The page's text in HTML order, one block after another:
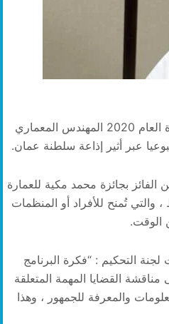
أعلنت مؤسسة التميز للعمارة عبر موقعها الفائز بجائزة محمد مكية للعمارة دورة العام 2020 المهندس المعماري
عبر أثير إذاعة سلطنة عمان.
بجائزة محمد مكية للعمارة
والتي تُمنح للأفراد أو المنظمات
الوقت.
التحكيم : “فكرة البرنامج
القضايا المهمة المتعلقة
والمعرفة للجمهور ، وهذا